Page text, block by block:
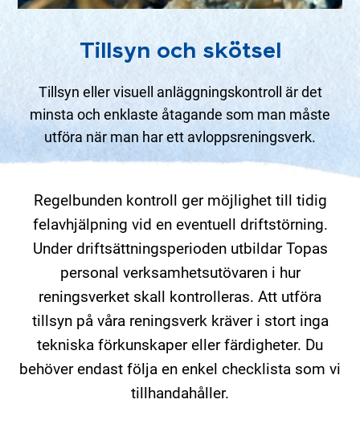
Tillsyn och skötsel
Tillsyn eller visuell anläggningskontroll är det
minsta och enklaste åtagande som man måste
utföra när man har ett avloppsreningsverk.
Regelbunden kontroll ger möjlighet till tidig
felavhjälpning vid en eventuell driftstörning.
Under driftsättningsperioden utbildar Topas
personal verksamhetsutövaren i hur
reningsverket skall kontrolleras. Att utföra
tillsyn på våra reningsverk kräver i stort inga
tekniska förkunskaper eller färdigheter. Du
behöver endast följa en enkel checklista som vi
tillhandahåller.